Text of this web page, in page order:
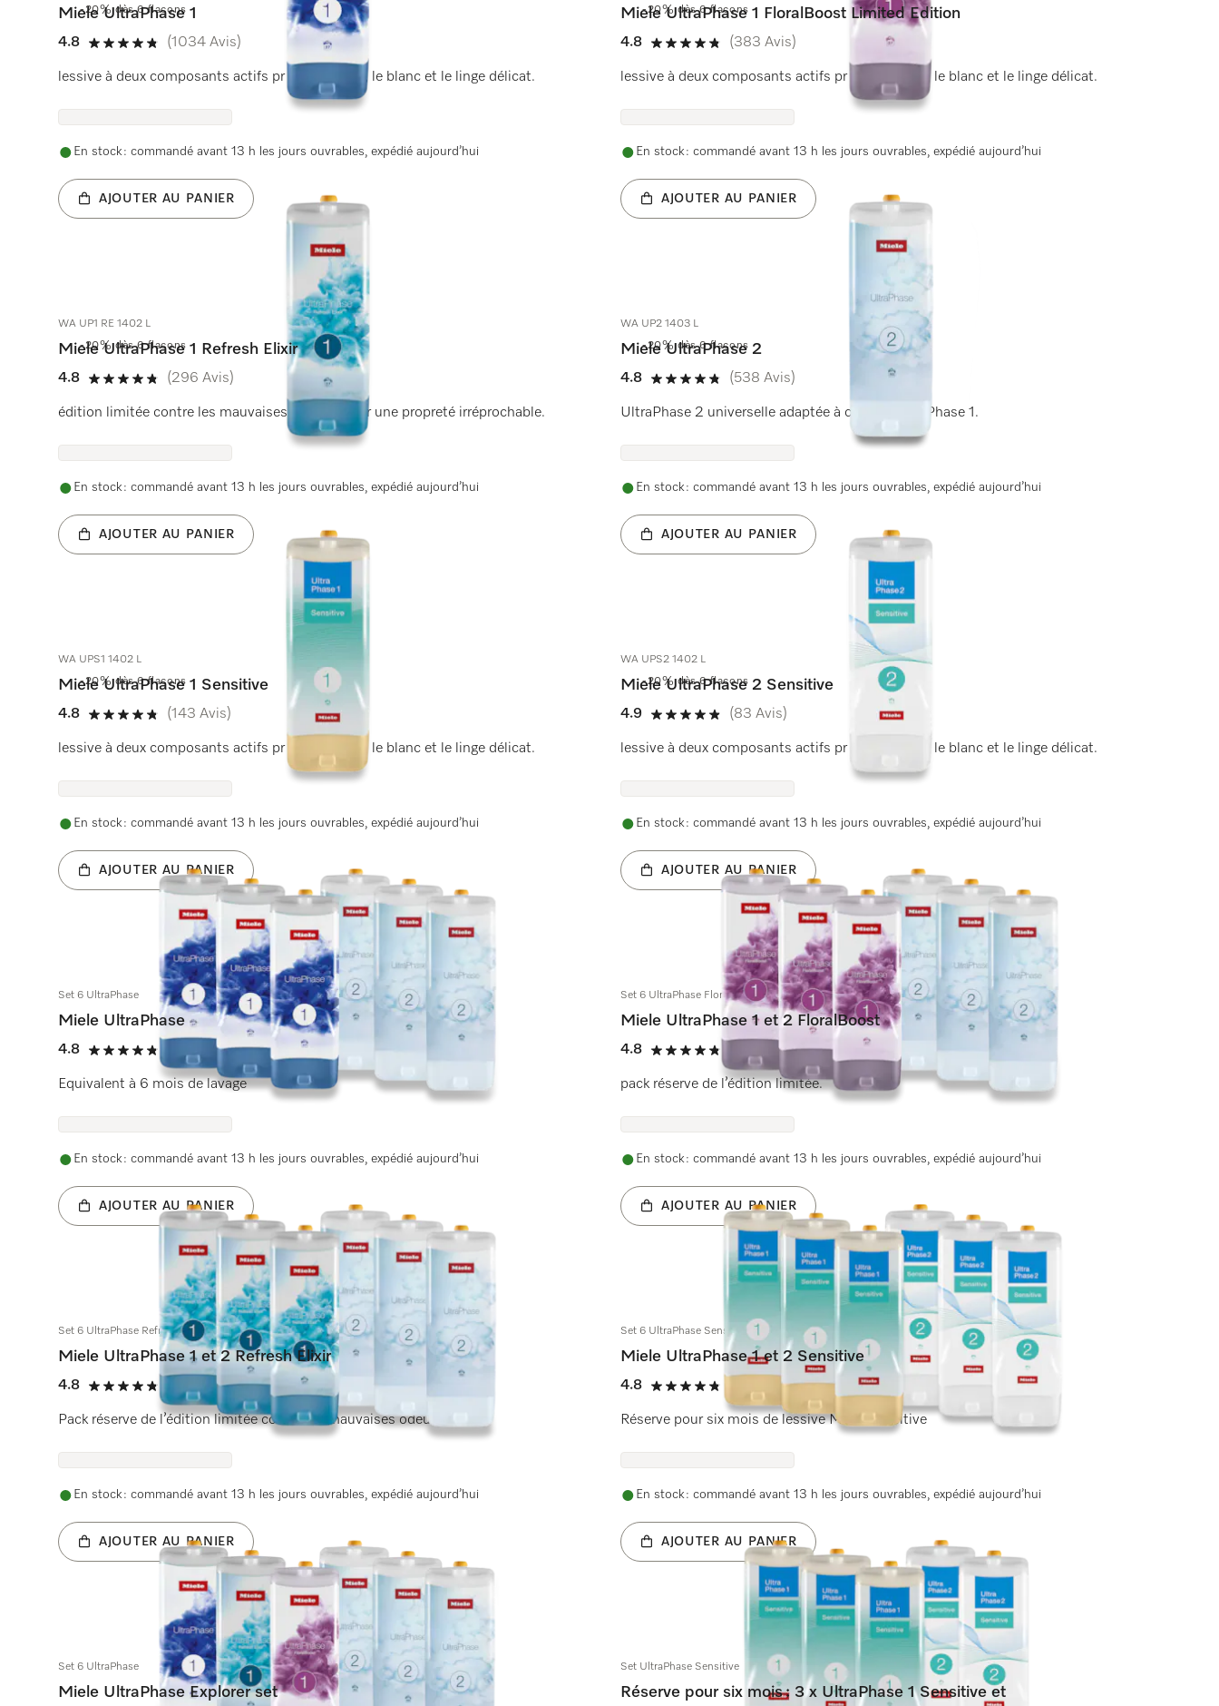
-20% dès 6 flacons
Miele UltraPhase 1
4.8
4.8 étoiles sur 5
(1034 Avis)
lessive à deux composants actifs pr les couleurs, le blanc et le linge délicat.
En stock : commandé avant 13 h les jours ouvrables, expédié aujourd’hui
AJOUTER AU PANIER
-20% dès 6 flacons
Miele UltraPhase 1 FloralBoost Limited Edition
4.8
4.8 étoiles sur 5
(383 Avis)
lessive à deux composants actifs pr les couleurs, le blanc et le linge délicat.
En stock : commandé avant 13 h les jours ouvrables, expédié aujourd’hui
AJOUTER AU PANIER
-20% dès 6 flacons
WA UP1 RE 1402 L
Miele UltraPhase 1 Refresh Elixir
4.8
4.8 étoiles sur 5
(296 Avis)
édition limitée contre les mauvaises odeurs, pour une propreté irréprochable.
En stock : commandé avant 13 h les jours ouvrables, expédié aujourd’hui
AJOUTER AU PANIER
-20% dès 6 flacons
WA UP2 1403 L
Miele UltraPhase 2
4.8
4.8 étoiles sur 5
(538 Avis)
UltraPhase 2 universelle adaptée à chaque UltraPhase 1.
En stock : commandé avant 13 h les jours ouvrables, expédié aujourd’hui
AJOUTER AU PANIER
-20% dès 6 flacons
WA UPS1 1402 L
Miele UltraPhase 1 Sensitive
4.8
4.8 étoiles sur 5
(143 Avis)
lessive à deux composants actifs pr les couleurs, le blanc et le linge délicat.
En stock : commandé avant 13 h les jours ouvrables, expédié aujourd’hui
AJOUTER AU PANIER
-20% dès 6 flacons
WA UPS2 1402 L
Miele UltraPhase 2 Sensitive
4.9
4.9 étoiles sur 5
(83 Avis)
lessive à deux composants actifs pr les couleurs, le blanc et le linge délicat.
En stock : commandé avant 13 h les jours ouvrables, expédié aujourd’hui
AJOUTER AU PANIER
Set 6 UltraPhase
Miele UltraPhase
4.8
4.8 étoiles sur 5
(1948 Avis)
Equivalent à 6 mois de lavage
En stock : commandé avant 13 h les jours ouvrables, expédié aujourd’hui
AJOUTER AU PANIER
Set 6 UltraPhase FloralBoost
Miele UltraPhase 1 et 2 FloralBoost
4.8
4.8 étoiles sur 5
(612 Avis)
pack réserve de l’édition limitée.
En stock : commandé avant 13 h les jours ouvrables, expédié aujourd’hui
AJOUTER AU PANIER
Set 6 UltraPhase Refresh Elixir
Miele UltraPhase 1 et 2 Refresh Elixir
4.8
4.8 étoiles sur 5
(530 Avis)
Pack réserve de l’édition limitée contre les mauvaises odeurs
En stock : commandé avant 13 h les jours ouvrables, expédié aujourd’hui
AJOUTER AU PANIER
Set 6 UltraPhase Sensitive
Miele UltraPhase 1 et 2 Sensitive
4.8
4.8 étoiles sur 5
(307 Avis)
Réserve pour six mois de lessive Miele Sensitive
En stock : commandé avant 13 h les jours ouvrables, expédié aujourd’hui
AJOUTER AU PANIER
Set 6 UltraPhase
Miele UltraPhase Explorer set
Set UltraPhase Sensitive
Réserve pour six mois : 3 x UltraPhase 1 Sensitive et